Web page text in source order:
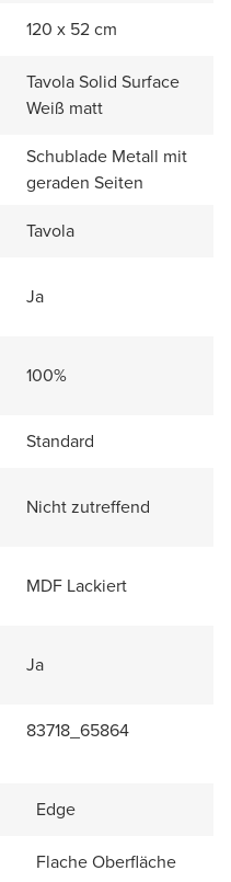
120 x 52 cm
Tavola Solid Surface
Weiß matt
Schublade Metall mit
geraden Seiten
Tavola
Ja
100%
Standard
Nicht zutreffend
MDF Lackiert
Ja
83718_65864
Edge
Flache Oberfläche